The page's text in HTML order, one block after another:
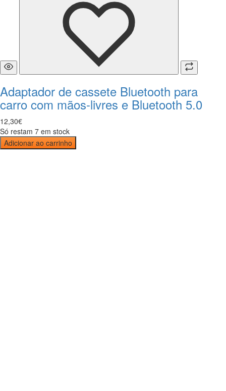
Adaptador de cassete Bluetooth para
carro com mãos-livres e Bluetooth 5.0
12,30€
Só restam 7 em stock
Adicionar ao carrinho